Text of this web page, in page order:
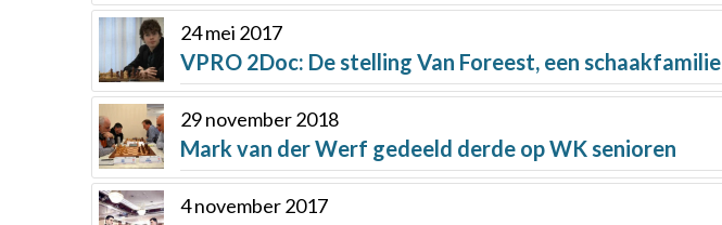
24 mei 2017
VPRO 2Doc: De stelling Van Foreest, een schaakfamilie
29 november 2018
Mark van der Werf gedeeld derde op WK senioren
4 november 2017